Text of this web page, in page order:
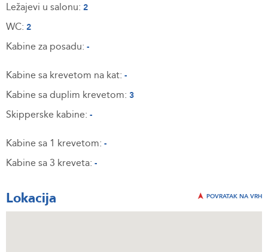
Ležajevi u salonu: 2
WC: 2
Kabine za posadu: -
Kabine sa krevetom na kat: -
Kabine sa duplim krevetom: 3
Skipperske kabine: -
Kabine sa 1 krevetom: -
Kabine sa 3 kreveta: -
Lokacija POVRATAK NA VRH